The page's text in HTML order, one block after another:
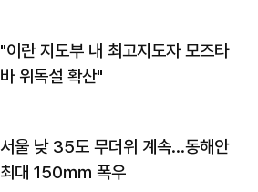
"이란 지도부 내 최고지도자 모즈타
바 위독설 확산"
서울 낮 35도 무더위 계속…동해안
최대 150㎜ 폭우